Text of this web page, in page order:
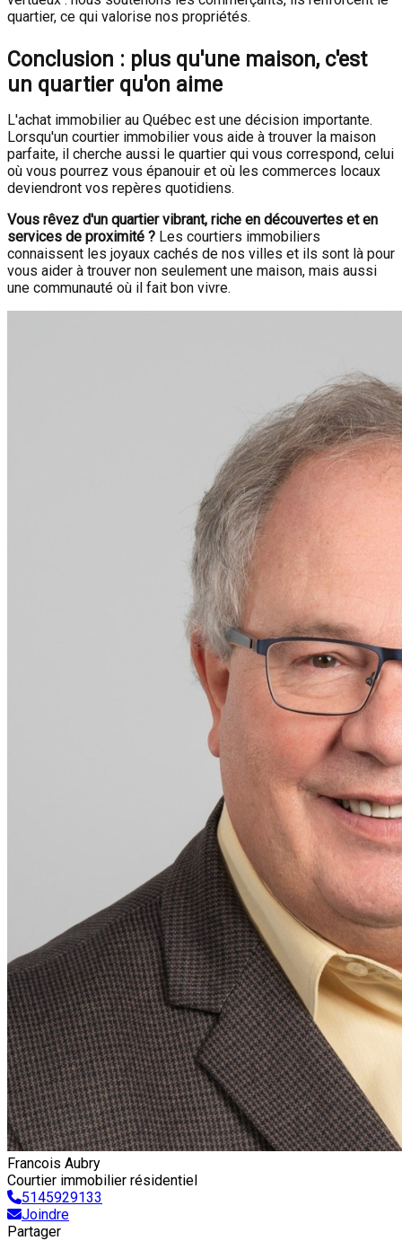
quartier, ce qui valorise nos propriétés.
Conclusion : plus qu'une maison, c'est
un quartier qu'on aime
L'achat immobilier au Québec est une décision importante.
Lorsqu'un courtier immobilier vous aide à trouver la maison
parfaite, il cherche aussi le quartier qui vous correspond, celui
où vous pourrez vous épanouir et où les commerces locaux
deviendront vos repères quotidiens.
Vous rêvez d'un quartier vibrant, riche en découvertes et en
services de proximité ? Les courtiers immobiliers
connaissent les joyaux cachés de nos villes et ils sont là pour
vous aider à trouver non seulement une maison, mais aussi
une communauté où il fait bon vivre.
Francois Aubry
Courtier immobilier résidentiel
5145929133
Joindre
Partager